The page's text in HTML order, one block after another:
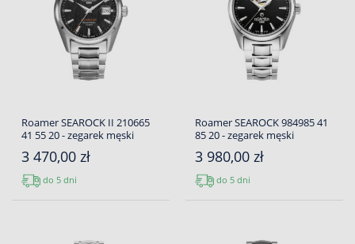
Roamer SEAROCK II 210665
41 55 20 - zegarek męski
3 470,00 zł
do 5 dni
Roamer SEAROCK 984985 41
85 20 - zegarek męski
3 980,00 zł
do 5 dni